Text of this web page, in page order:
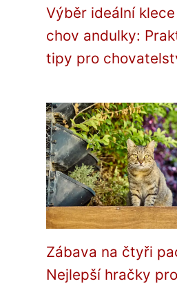
Výběr ideální
chov andulky:
tipy pro
Zábava na čtyři
Nejlepší hračky